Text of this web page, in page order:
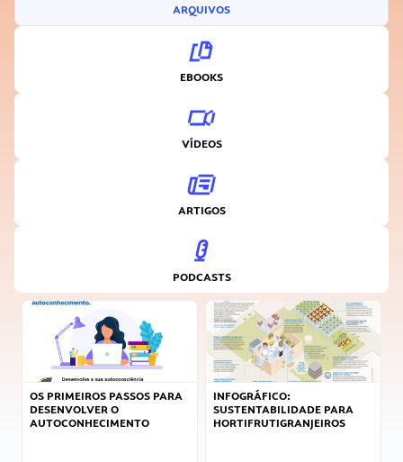
ARQUIVOS
EBOOKS
VÍDEOS
ARTIGOS
PODCASTS
OS PRIMEIROS PASSOS PARA
DESENVOLVER O
AUTOCONHECIMENTO
INFOGRÁFICO:
SUSTENTABILIDADE PARA
HORTIFRUTIGRANJEIROS